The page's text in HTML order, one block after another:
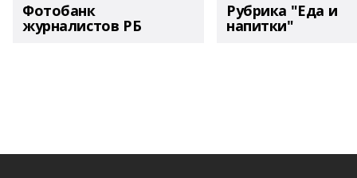
Фотобанк
журналистов РБ
Рубрика "Еда и
напитки"